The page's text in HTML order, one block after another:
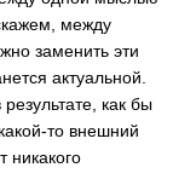
между
заменить эти
актуальной.
как бы
то внешний
никакого